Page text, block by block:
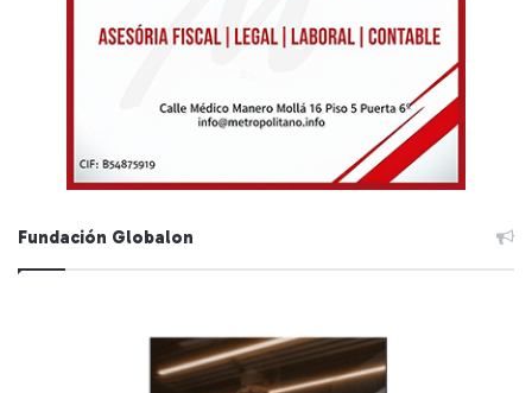
Fundación Globalon